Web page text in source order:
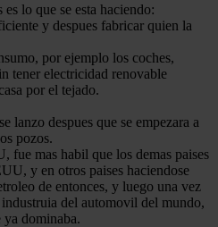
lo que se esta haciendo:
y despues fabricar quien la
por ejemplo los coches,
tener electricidad renovable
por el tejado.
lanzo despues que se empezara a
pozos.
fue mas habil que los demas paises
y en otros paises haciendose
de entonces, y luego una vez
del automovil del mundo,
ya dominaba.